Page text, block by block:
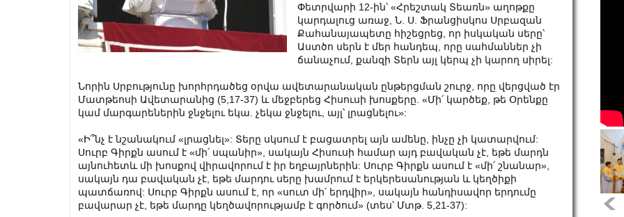
Փետրվարի 12-ին՝ «Հրեշտակ Տեառն» աղոթքը
կարդալուց առաջ, Ն. Ս. Ֆրանցիսկոս Սրբազան
Քահանայապետը հիշեցրեց, որ իսկական սերը՝
Աստծո սերն է մեր հանդեպ, որը սահմաններ չի
ճանաչում, քանզի Տերն այլ կերպ չի կարող սիրել:
Նորին Սրբությունը խորհրդածեց օրվա ավետարանական ընթերցման շուրջ, որը վերցված էր
Մատթեոսի Ավետարանից (5,17-37) և մեջբերեց Հիսուսի խոսքերը. «Մի՛ կարծեք, թե Օրենքը
կամ մարգարեներին ջնջելու եկա. չեկա ջնջելու, այլ՝ լրացնելու»:
«Ի՞նչ է նշանակում «լրացնել»: Տերը սկսում է բացատրել այն ամենը, ինչը չի կատարվում:
Սուրբ Գիրքն ասում է «մի՛ սպանիր», սակայն Հիսուսի համար այդ բավական չէ, եթե մարդն
այնուհետև մի խոսքով վիրավորում է իր եղբայրներին: Սուրբ Գիրքն ասում է «մի՛ շնանար»,
սակայն դա բավական չէ, եթե մարդու սերը խամրում է երկերեսանության և կեղծիքի
պատճառով: Սուրբ Գիրքն ասում է, որ «սուտ մի՛ երդվիր», սակայն հանդիսավոր երդումը
բավարար չէ, եթե մարդը կեղծավորությամբ է գործում» (տես՝ Մտթ. 5,21-37):